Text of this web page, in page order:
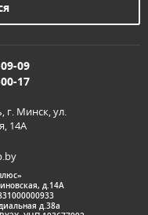
09
17
г. Минск, ул.
14А
д.14А
д.38а